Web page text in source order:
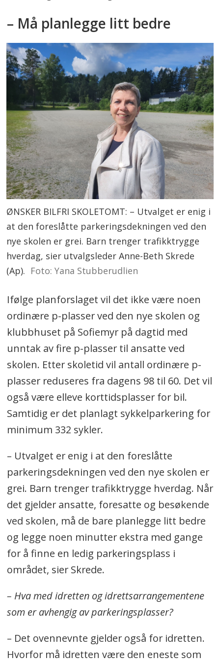
– Må planlegge litt bedre
ØNSKER BILFRI SKOLETOMT: – Utvalget er enig i
at den foreslåtte parkeringsdekningen ved den
nye skolen er grei. Barn trenger trafikktrygge
hverdag, sier utvalgsleder Anne-Beth Skrede
(Ap). Foto: Yana Stubberudlien
Ifølge planforslaget vil det ikke være noen
ordinære p-plasser ved den nye skolen og
klubbhuset på Sofiemyr på dagtid med
unntak av fire p-plasser til ansatte ved
skolen. Etter skoletid vil antall ordinære p-
plasser reduseres fra dagens 98 til 60. Det vil
også være elleve korttidsplasser for bil.
Samtidig er det planlagt sykkelparkering for
minimum 332 sykler.
– Utvalget er enig i at den foreslåtte
parkeringsdekningen ved den nye skolen er
grei. Barn trenger trafikktrygge hverdag. Når
det gjelder ansatte, foresatte og besøkende
ved skolen, må de bare planlegge litt bedre
og legge noen minutter ekstra med gange
for å finne en ledig parkeringsplass i
området, sier Skrede.
– Hva med idretten og idrettsarrangementene
som er avhengig av parkeringsplasser?
– Det ovennevnte gjelder også for idretten.
Hvorfor må idretten være den eneste som